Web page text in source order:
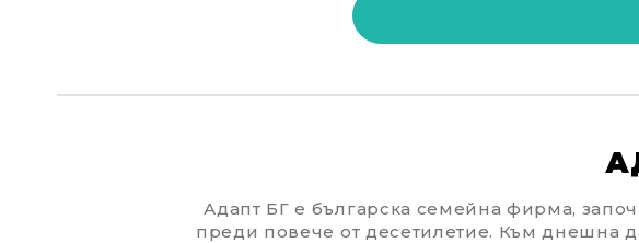
Адапт БГ е българска семейна фирма,
преди повече от десетилетие. Към днешна